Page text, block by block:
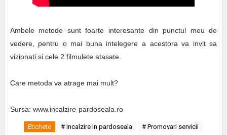
Ambele metode sunt foarte interesante din punctul meu de
vedere, pentru o mai buna intelegere a acestora va invit sa
vizionati si cele 2 filmulete atasate.
Care metoda va atrage mai mult?
Sursa: www.incalzire-pardoseala.ro
Etichete # Incalzire in pardoseala # Promovari servicii